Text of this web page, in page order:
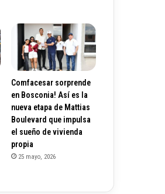
Comfacesar sorprende
en Bosconia! Así es la
nueva etapa de Mattias
Boulevard que impulsa
el sueño de vivienda
propia
25 mayo, 2026